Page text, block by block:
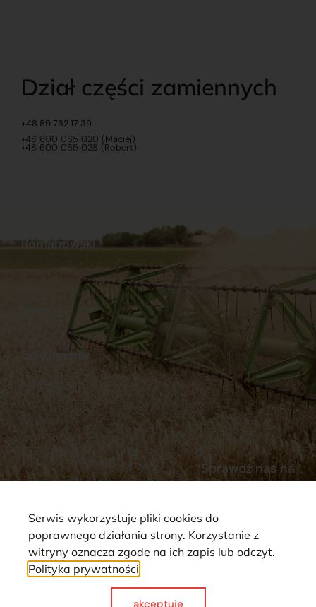
Dział części zamiennych
+48 89 762 17 39
+48 600 065 020 (Maciej)
+48 600 065 028 (Robert)
Dokumenty
Regulamin
Polityka prywatności
Reklamacje i zwroty
Dostawy
Płatności
Romanowski
Sklep internetowy
Praca
Ubezpieczenia
Sprawdź nas na
Strona wykorzystuje pliki cookie. Wszystkie prawa zastrzeżone ©
Serwis wykorzystuje pliki cookies do
poprawnego działania strony. Korzystanie z
witryny oznacza zgodę na ich zapis lub odczyt.
Polityka prywatności
akceptuje